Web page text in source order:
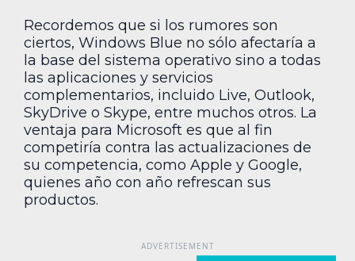
Recordemos que si los rumores son
ciertos, Windows Blue no sólo afectaría a
la base del sistema operativo sino a todas
las aplicaciones y servicios
complementarios, incluido Live, Outlook,
SkyDrive o Skype, entre muchos otros. La
ventaja para Microsoft es que al fin
competiría contra las actualizaciones de
su competencia, como Apple y Google,
quienes año con año refrescan sus
productos.